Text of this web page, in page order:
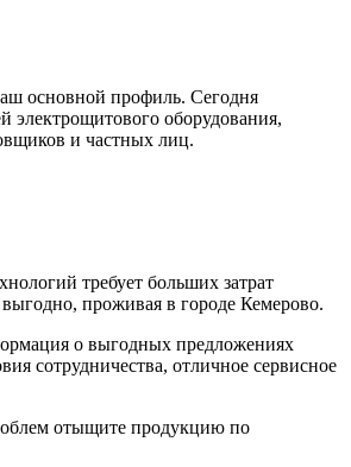
основной профиль. Сегодня
электрощитового оборудования,
и частных лиц.
требует больших затрат
проживая в городе Кемерово.
о выгодных предложениях
сотрудничества, отличное сервисное
отыщите продукцию по